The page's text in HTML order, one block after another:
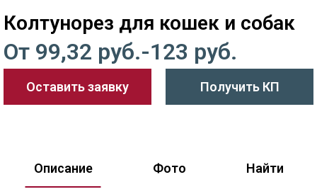
Колтунорез для кошек и собак
От 99,32 руб.-123 руб.
Оставить заявку Получить КП
Описание Фото Найти